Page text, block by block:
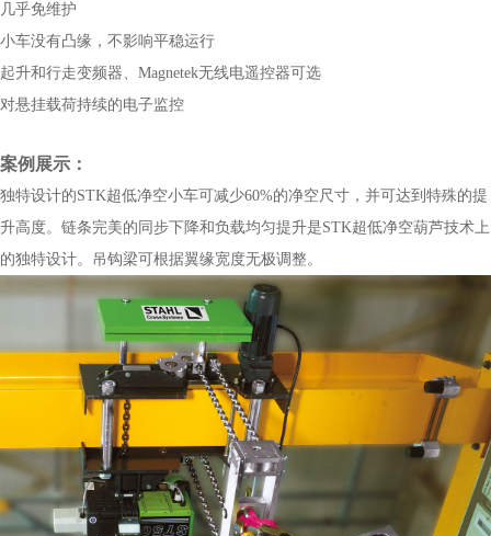
几乎免维护
小车没有凸缘，不影响平稳运行
起升和行走变频器、Magnetek无线电遥控器可选
对悬挂载荷持续的电子监控
案例展示：
独特设计的STK超低净空小车可减少60%的净空尺寸，并可达到特殊的提
升高度。链条完美的同步下降和负载均匀提升是STK超低净空葫芦技术上
的独特设计。吊钩梁可根据翼缘宽度无极调整。